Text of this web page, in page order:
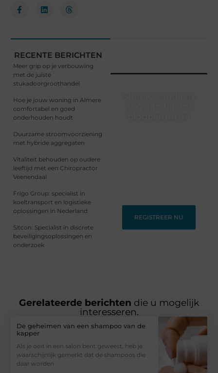
RECENTE BERICHTEN
Meer grip op je verbouwing
met de juiste
stukadoorgroothandel
Hoe je jouw woning in Almere
comfortabel en goed
onderhouden houdt
Duurzame stroomvoorziening
met hybride aggregaten
Vitaliteit behouden op oudere
leeftijd met een Chiropractor
Veenendaal
Frigo Group: specialist in
koeltransport en logistieke
oplossingen in Nederland
Sitcon: Specialist in discrete
beveiligingsoplossingen en
onderzoek
REGISTREER NU
Gerelateerde berichten die u mogelijk
interesseren.
De geheimen van een shampoo van de
kapper
Als je ooit in een salon bent geweest, heb je
waarschijnlijk gemerkt dat de shampoos die
daar worden